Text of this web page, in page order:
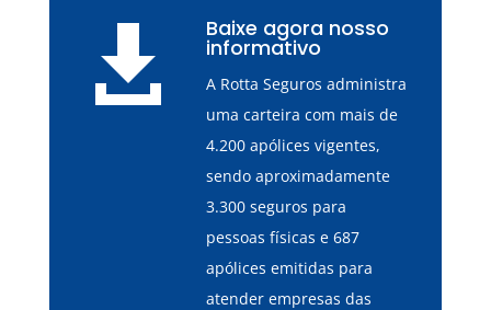
 Baixe agora nosso
informativo
A Rotta Seguros administra
uma carteira com mais de
4.200 apólices vigentes,
sendo aproximadamente
3.300 seguros para
pessoas físicas e 687
apólices emitidas para
atender empresas das